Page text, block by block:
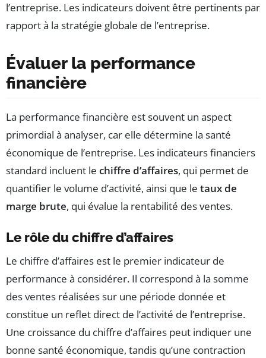
l’entreprise. Les indicateurs doivent être pertinents par
rapport à la stratégie globale de l’entreprise.
Évaluer la performance
financière
La performance financière est souvent un aspect
primordial à analyser, car elle détermine la santé
économique de l’entreprise. Les indicateurs financiers
standard incluent le chiffre d’affaires, qui permet de
quantifier le volume d’activité, ainsi que le taux de
marge brute, qui évalue la rentabilité des ventes.
Le rôle du chiffre d’affaires
Le chiffre d’affaires est le premier indicateur de
performance à considérer. Il correspond à la somme
des ventes réalisées sur une période donnée et
constitue un reflet direct de l’activité de l’entreprise.
Une croissance du chiffre d’affaires peut indiquer une
bonne santé économique, tandis qu’une contraction